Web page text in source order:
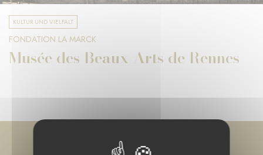
KULTUR UND VIELFALT
FONDATION LA MARCK
Musée des Beaux-Arts de Rennes